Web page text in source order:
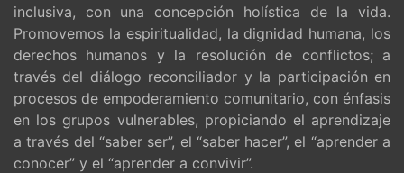
inclusiva, con una concepción holística de la vida.
Promovemos la espiritualidad, la dignidad humana, los
derechos humanos y la resolución de conflictos; a
través del diálogo reconciliador y la participación en
procesos de empoderamiento comunitario, con énfasis
en los grupos vulnerables, propiciando el aprendizaje
a través del “saber ser”, el “saber hacer”, el “aprender a
conocer” y el “aprender a convivir”.